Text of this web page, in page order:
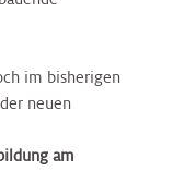
im bisherigen
neuen
am